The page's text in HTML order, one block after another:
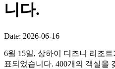
니다.
Date: 2026-06-16
6월 15일, 상하이 디즈니 리조
표되었습니다. 400개의 객실을